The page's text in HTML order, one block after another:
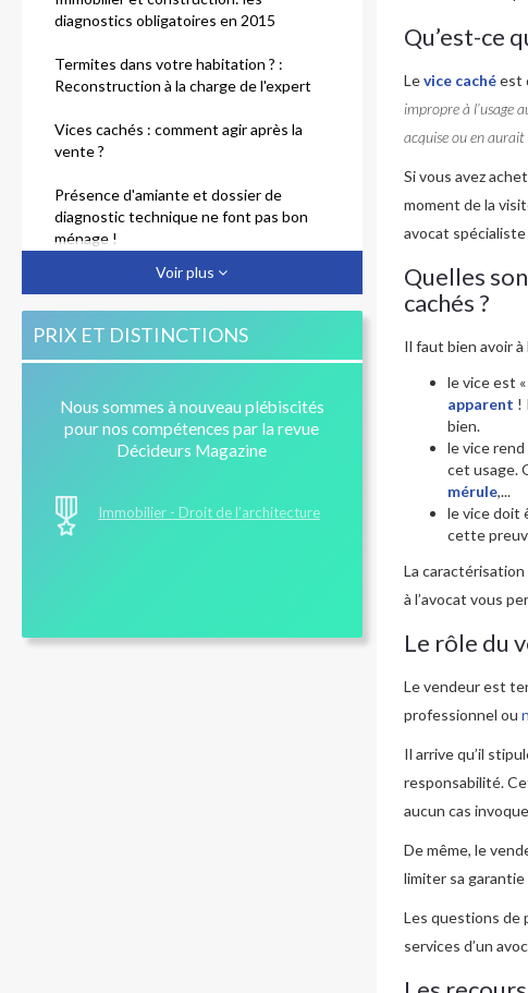
diagnostics obligatoires en 2015
Termites dans votre habitation ? :
Reconstruction à la charge de l'expert
Vices cachés : comment agir après la
vente ?
Présence d'amiante et dossier de
diagnostic technique ne font pas bon
ménage !
Acheteurs, pensez au certificat de
Diagnostics immobiliers : arnaques,
protections et responsabilités
Mauvais diagnostic d'assainissement :
quelle responsabilité ?
cachés : jurisprudence du 8 avril 2014
Voir plus
PRIX ET DISTINCTIONS
Nous sommes à nouveau plébiscités
pour nos compétences par la revue
Décideurs Magazine
Immobilier - Droit de l’architecture
Qu’est-ce
Levice cachéest
impropre à l’usage
acquise ou en aurait
Si vous avez
moment de la
avocat
Quelles
cachés ?
Il faut bien avoir
le vice est
apparent !
bien.
le vice
cet usage.
mérule,...
le vice doit
cette
La caractérisation
à l’avocat vous
Le rôle du
Le vendeur est
professionnel ou
Il arrive qu’il
responsabilité.
aucun cas
De même, le
limiter sa
Les questions de
services d’un